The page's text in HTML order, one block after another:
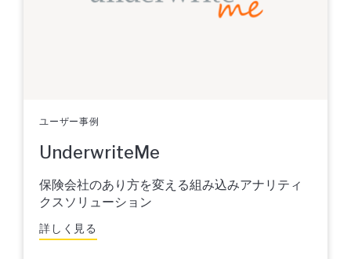
ユーザー事例
UnderwriteMe
保険会社のあり方を変える組み込みアナリティ
クスソリューション
詳しく見る